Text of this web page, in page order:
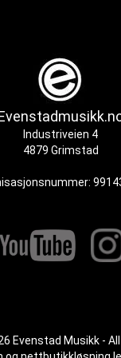
Industriveien 4
4879 Grimstad
Evenstad Musikk -